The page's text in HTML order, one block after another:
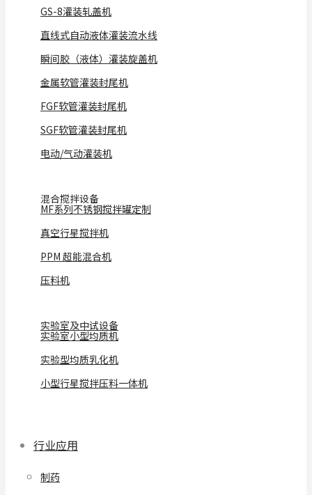
GS-8灌装轧盖机
直线式自动液体灌装流水线
瞬间胶（液体）灌装旋盖机
金属软管灌装封尾机
FGF软管灌装封尾机
SGF软管灌装封尾机
电动/气动灌装机
混合搅拌设备
MF系列不锈钢搅拌罐定制
真空行星搅拌机
PPM 超能混合机
压料机
实验室及中试设备
实验室小型均质机
实验型均质乳化机
小型行星搅拌压料一体机
行业应用
制药